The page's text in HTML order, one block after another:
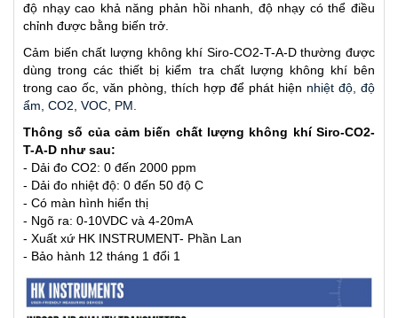
độ nhạy cao khả năng phản hồi nhanh, độ nhạy có thể điều
chỉnh được bằng biến trở.
Cảm biến chất lượng không khí ​Siro-CO2-T-A-Dthường được
dùng trong các thiết bị kiểm tra chất lượng không khí bên
trong cao ốc, văn phòng, thích hợp để phát hiện nhiệt độ, độ
ẩm, CO2, VOC, PM.
Thông số của cảm biến chất lượng không khí ​Siro-CO2-
T-A-D như sau:
- Dải đo CO2: 0 đến 2000 ppm
- Dải đo nhiệt độ: 0 đến 50 độ C
- Có màn hình hiển thị
- Ngõ ra: 0-10VDC và 4-20mA
- Xuất xứ HK INSTRUMENT- Phần Lan
- Bảo hành 12 tháng 1 đổi 1